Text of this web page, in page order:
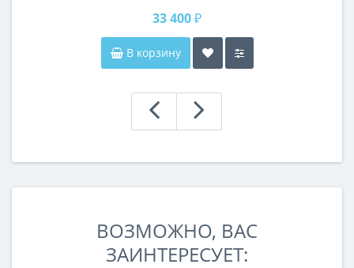
33 400 ₽
В корзину
ВОЗМОЖНО, ВАС
ЗАИНТЕРЕСУЕТ: